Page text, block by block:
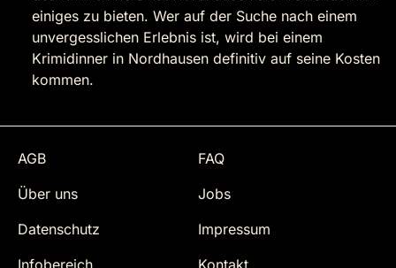
einiges zu bieten. Wer auf der Suche nach einem
unvergesslichen Erlebnis ist, wird bei einem
Krimidinner in Nordhausen definitiv auf seine Kosten
kommen.
AGB
FAQ
Über uns
Jobs
Datenschutz
Impressum